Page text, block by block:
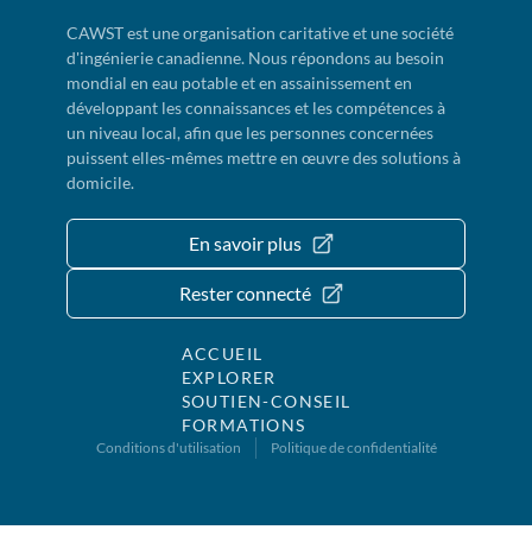
CAWST est une organisation caritative et une société
d'ingénierie canadienne. Nous répondons au besoin
mondial en eau potable et en assainissement en
développant les connaissances et les compétences à
un niveau local, afin que les personnes concernées
puissent elles-mêmes mettre en œuvre des solutions à
domicile.
En savoir plus
Rester connecté
ACCUEIL
EXPLORER
SOUTIEN-CONSEIL
FORMATIONS
Conditions d'utilisation Politique de confidentialité